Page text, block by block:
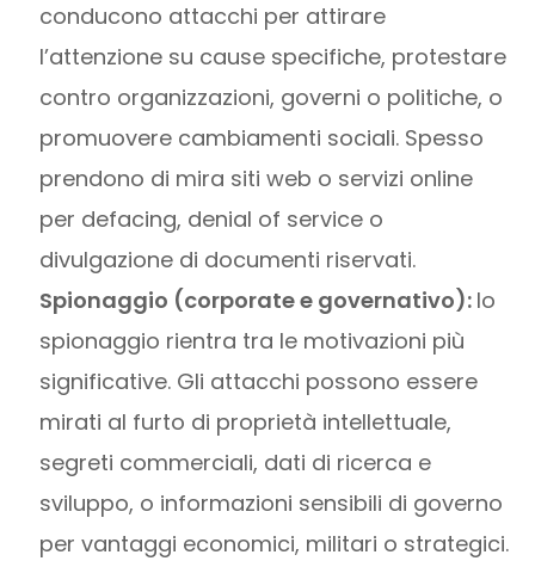
conducono attacchi per attirare
l’attenzione su cause specifiche, protestare
contro organizzazioni, governi o politiche, o
promuovere cambiamenti sociali. Spesso
prendono di mira siti web o servizi online
per defacing, denial of service o
divulgazione di documenti riservati.
Spionaggio (corporate e governativo): lo
spionaggio rientra tra le motivazioni più
significative. Gli attacchi possono essere
mirati al furto di proprietà intellettuale,
segreti commerciali, dati di ricerca e
sviluppo, o informazioni sensibili di governo
per vantaggi economici, militari o strategici.